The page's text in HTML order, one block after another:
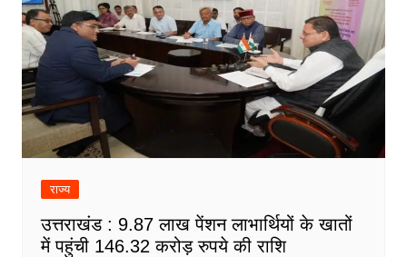
राज्य
उत्तराखंड : 9.87 लाख पेंशन लाभार्थियों के खातों
में पहुंची 146.32 करोड़ रुपये की राशि